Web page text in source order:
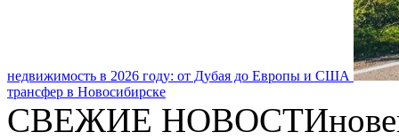
недвижимость в 2026 году: от Дубая до Европы и США
трансфер в Новосибирске
СВЕЖИЕ НОВОСТИ